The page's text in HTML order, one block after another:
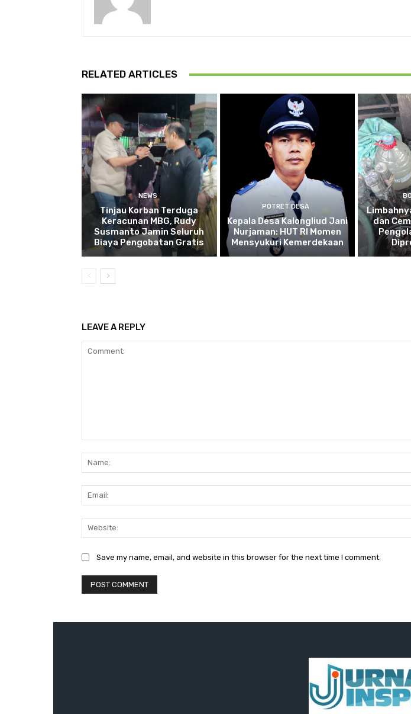
RELATED ARTICLES
NEWS
Tinjau Korban Terduga
Keracunan MBG, Rudy
Susmanto Jamin Seluruh
Biaya Pengobatan Gratis
POTRET DESA
Kepala Desa Kalongliud Jani
Nurjaman: HUT RI Momen
Mensyukuri Kemerdekaan
dan
LEAVE A REPLY
Save my name, email, and website in this browser for the next time I comment.